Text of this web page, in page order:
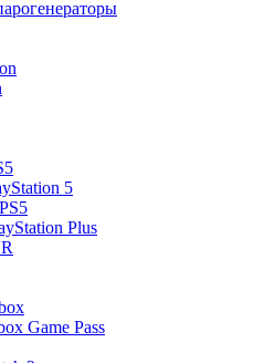
5
Plus
Game Pass